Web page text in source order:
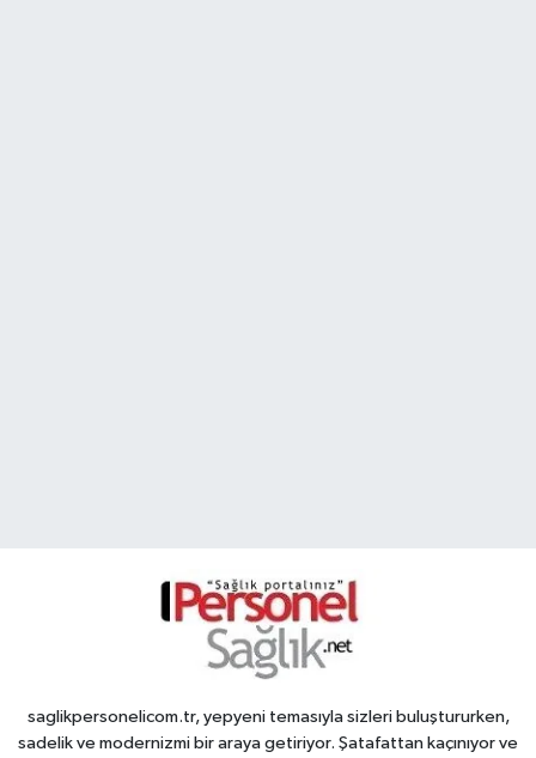
saglikpersonelicom.tr, yepyeni temasıyla sizleri buluştururken,
sadelik ve modernizmi bir araya getiriyor. Şatafattan kaçınıyor ve